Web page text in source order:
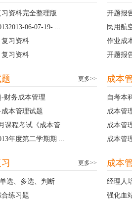
资料完全整理版
06-07-19- ...
复习资料
复习资料
开题报
民用航
作业成
开题报
更多>>
财务成本管理
本管理试题
课程考试《成本管 ...
年度第二学期期 ...
成本
自考本
成本管
成本管
成本管
更多>>
选、多选、判断
练习题
成本
经理人
强化血